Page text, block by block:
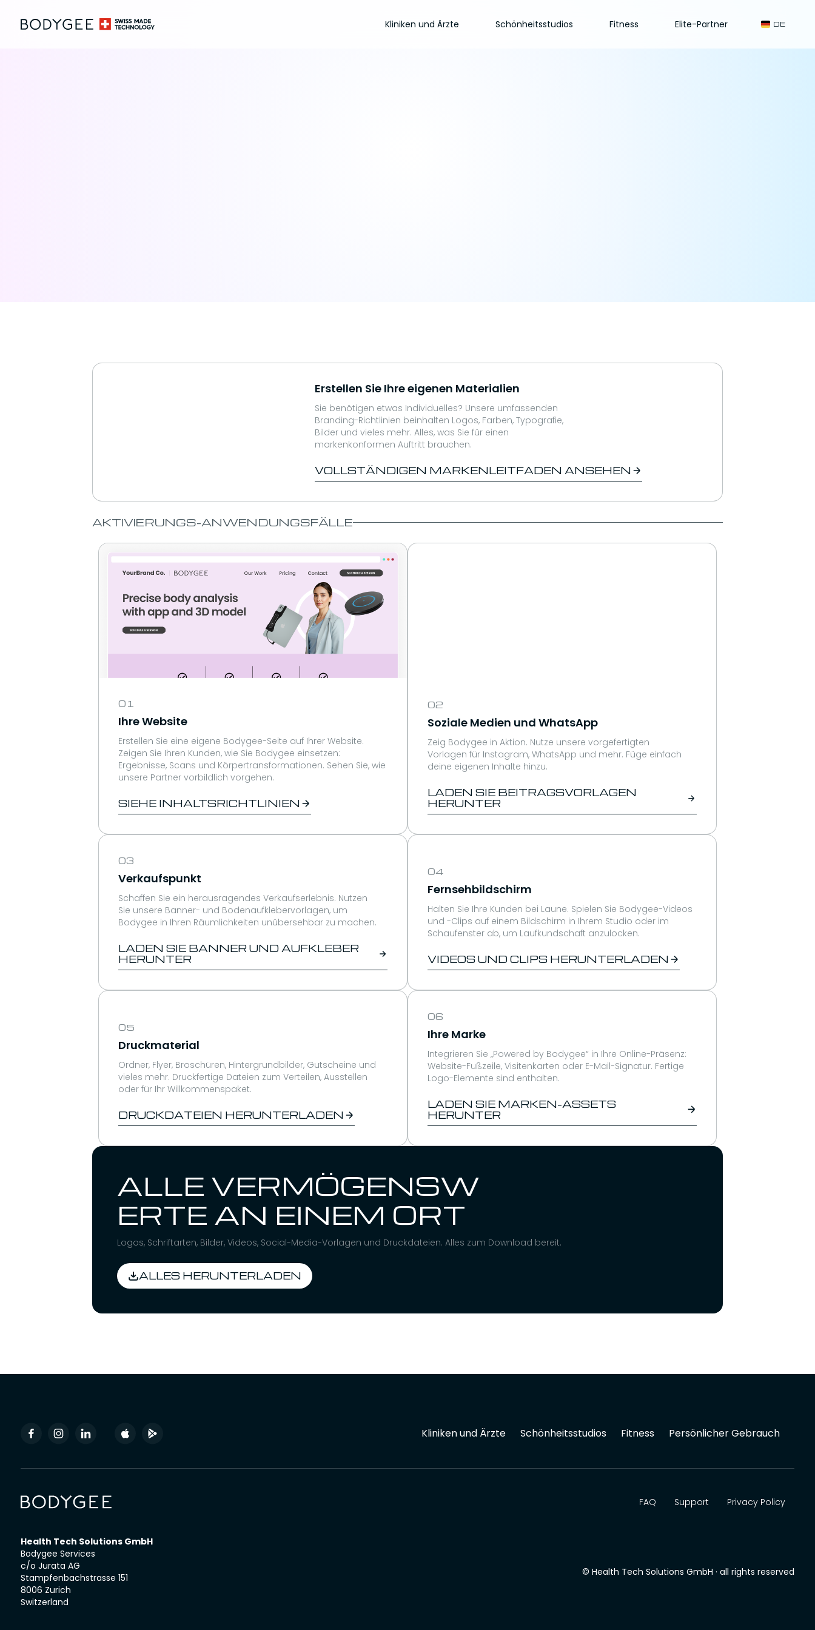
Kliniken und Ärzte Schönheitsstudios Fitness Elite-Partner DE
Erstellen Sie Ihre eigenen Materialien
Sie benötigen etwas Individuelles? Unsere umfassenden
Branding-Richtlinien beinhalten Logos, Farben, Typografie,
Bilder und vieles mehr. Alles, was Sie für einen
markenkonformen Auftritt brauchen.
VOLLSTÄNDIGEN MARKENLEITFADEN ANSEHEN
AKTIVIERUNGS-ANWENDUNGSFÄLLE
01
Ihre Website
Erstellen Sie eine eigene Bodygee-Seite auf Ihrer Website.
Zeigen Sie Ihren Kunden, wie Sie Bodygee einsetzen:
Ergebnisse, Scans und Körpertransformationen. Sehen Sie, wie
unsere Partner vorbildlich vorgehen.
SIEHE INHALTSRICHTLINIEN
02
Soziale Medien und WhatsApp
Zeig Bodygee in Aktion. Nutze unsere vorgefertigten
Vorlagen für Instagram, WhatsApp und mehr. Füge einfach
deine eigenen Inhalte hinzu.
LADEN SIE BEITRAGSVORLAGEN
HERUNTER
03
Verkaufspunkt
Schaffen Sie ein herausragendes Verkaufserlebnis. Nutzen
Sie unsere Banner- und Bodenaufklebervorlagen, um
Bodygee in Ihren Räumlichkeiten unübersehbar zu machen.
LADEN SIE BANNER UND AUFKLEBER
HERUNTER
04
Fernsehbildschirm
Halten Sie Ihre Kunden bei Laune. Spielen Sie Bodygee-Videos
und -Clips auf einem Bildschirm in Ihrem Studio oder im
Schaufenster ab, um Laufkundschaft anzulocken.
VIDEOS UND CLIPS HERUNTERLADEN
05
Druckmaterial
Ordner, Flyer, Broschüren, Hintergrundbilder, Gutscheine und
vieles mehr. Druckfertige Dateien zum Verteilen, Ausstellen
oder für Ihr Willkommenspaket.
DRUCKDATEIEN HERUNTERLADEN
06
Ihre Marke
Integrieren Sie „Powered by Bodygee“ in Ihre Online-Präsenz:
Website-Fußzeile, Visitenkarten oder E-Mail-Signatur. Fertige
Logo-Elemente sind enthalten.
LADEN SIE MARKEN-ASSETS
HERUNTER
ALLE VERMÖGENSW
ERTE AN EINEM ORT
Logos, Schriftarten, Bilder, Videos, Social-Media-Vorlagen und Druckdateien. Alles zum Download bereit.
ALLES HERUNTERLADEN
Kliniken und Ärzte Schönheitsstudios Fitness Persönlicher Gebrauch
FAQ Support Privacy Policy
Health Tech Solutions GmbH
Bodygee Services
c/o Jurata AG
Stampfenbachstrasse 151
8006 Zurich
Switzerland
© Health Tech Solutions GmbH · all rights reserved